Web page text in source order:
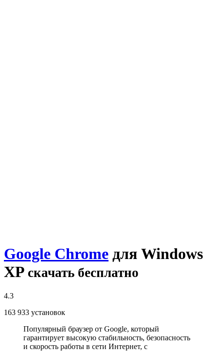
Google Chrome для Windows
XP скачать бесплатно
4.3
163 933 установок
Популярный браузер от Google, который
гарантирует высокую стабильность, безопасность
и скорость работы в сети Интернет, с